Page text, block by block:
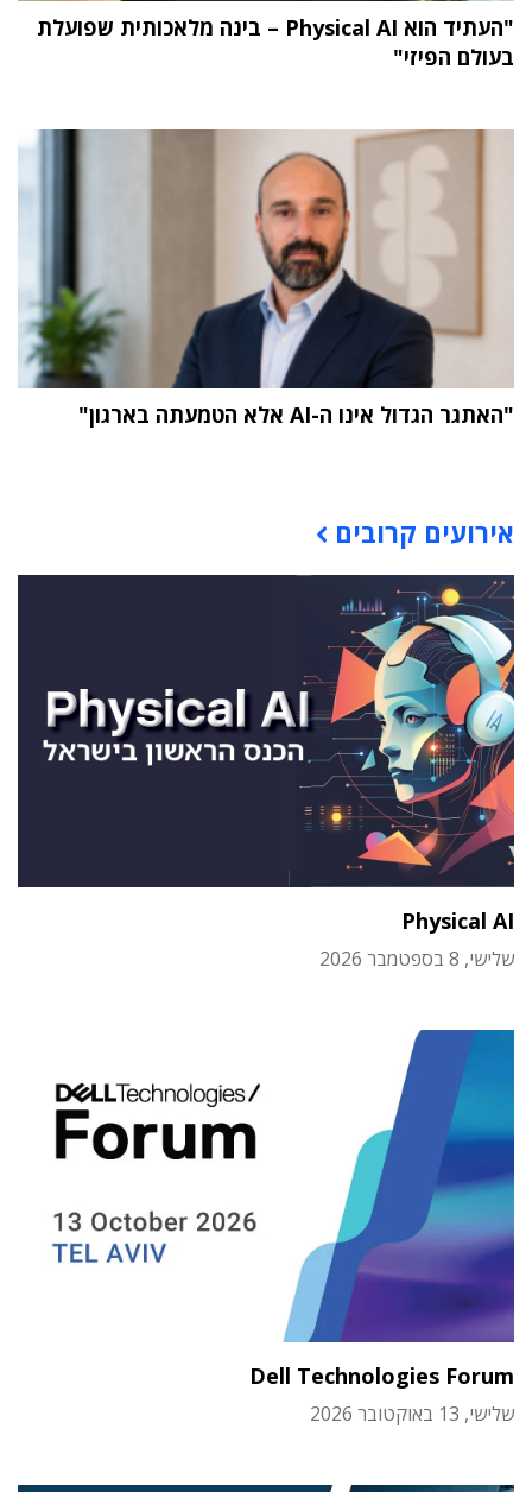
"העתיד הוא Physical AI – בינה מלאכותית שפועלת
בעולם הפיזי"
"האתגר הגדול אינו ה-AI אלא הטמעתה בארגון"
אירועים קרובים
Physical AI
שלישי, 8 בספטמבר 2026
Dell Technologies Forum
שלישי, 13 באוקטובר 2026